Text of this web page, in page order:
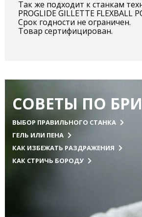
Так же подходит к станкам
PROGLIDE GILLETTE FLEXBALL
Срок годности не ограничен.
Товар сертифицирован.
СОВЕТЫ ПО
ВЫБОР ПРАВИЛЬНОГО СТАНКА
ГЕЛЬ ИЛИ ПЕНА
КАК ИЗБЕЖАТЬ РАЗДРАЖЕНИЯ
КАК СТРИЧЬ БОРОДУ